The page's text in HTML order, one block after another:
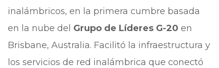
inalámbricos, en la primera cumbre basada
en la nube del Grupo de Líderes G-20 en
Brisbane, Australia. Facilitó la infraestructura y
los servicios de red inalámbrica que conectó